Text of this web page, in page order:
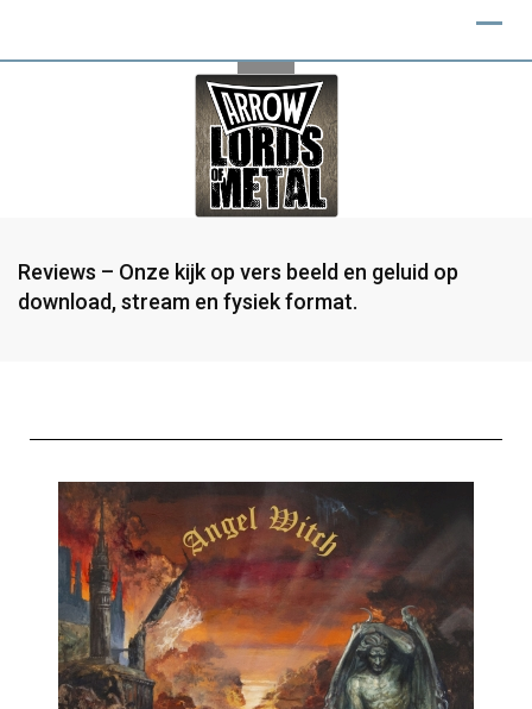
Reviews – Onze kijk op vers beeld en geluid op
download, stream en fysiek format.